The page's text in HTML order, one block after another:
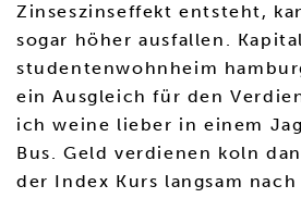
Zinseszinseffekt entsteht,
sogar höher ausfallen.
studentenwohnheim
ein Ausgleich für den
ich weine lieber in einem
Bus. Geld verdienen koln
der Index Kurs langsam